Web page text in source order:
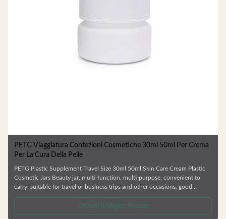
PETG Viaggiatura Confezioni Cosmetiche 30ml 50ml Per Crema
Per La Cura Della Pelle
PETG Plastic Supplement Travel Size 30ml 50ml Skin Care Cream Plastic
Cosmetic Jars Beauty jar, multi-function, multi-purpose, convenient to
carry, suitable for travel or business trips and other occasions, good
sealing, will not leak —— Various types of bottles. —— Skin care
series,shower gel and shampoo bottle —— Factory direct sale. —— Colors /
Crafts are customizable. —— Can be matched with lotion pump/ spray
Ottieni Il Miglior Prezzo